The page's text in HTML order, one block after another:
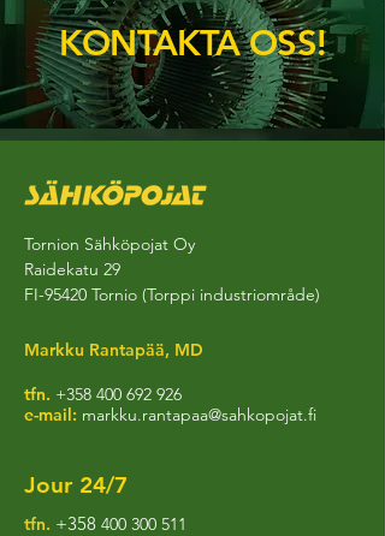
KONTAKTA OSS!
Tornion Sähköpojat Oy
Raidekatu 29
FI-95420 Tornio (Torppi industriområde)
Markku Rantapää, MD
tfn. +358 400 692 926
e-mail: markku.rantapaa@sahkopojat.fi
Jour 24/7
tfn. +358 400 300 511